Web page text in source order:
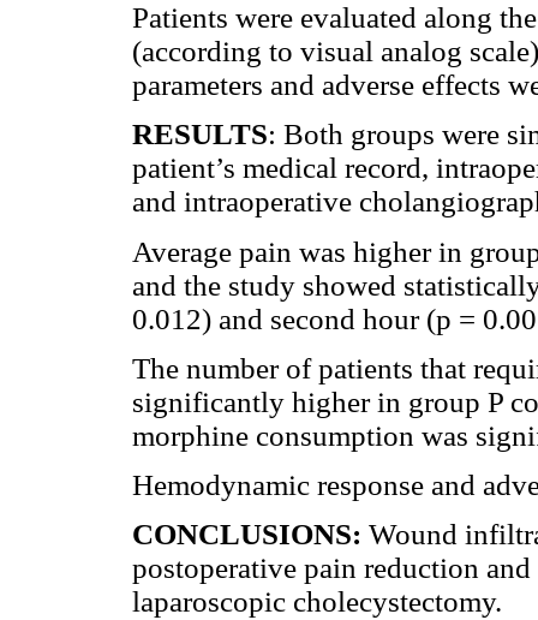
Patients were evaluated along
(according to visual analog
parameters and adverse effects
RESULTS: Both groups were
patient’s medical record,
and intraoperative
Average pain was higher in
and the study showed
0.012) and second hour (p =
The number of patients that
significantly higher in group P
morphine consumption was
Hemodynamic response and
CONCLUSIONS: Wound
postoperative pain reduction
laparoscopic cholecystectomy.